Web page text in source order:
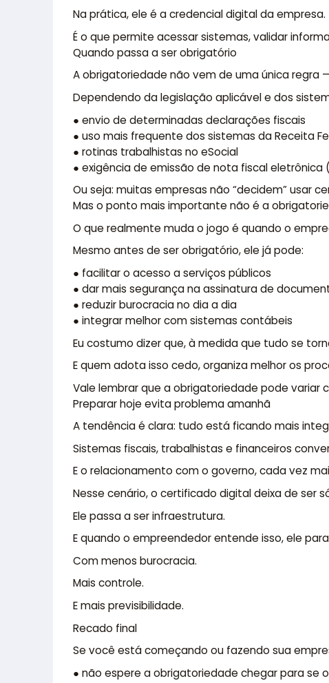
Na prática, ele é a credencial digital da empresa.
É o que permite acessar sistemas, validar
Quando passa a ser obrigatório
A obrigatoriedade não vem de uma única regra
Dependendo da legislação aplicável e dos
● envio de determinadas declarações fiscais
● uso mais frequente dos sistemas da Receita
● rotinas trabalhistas no eSocial
● exigência de emissão de nota fiscal
Ou seja: muitas empresas não “decidem” usar
Mas o ponto mais importante não é a
O que realmente muda o jogo é quando o
Mesmo antes de ser obrigatório, ele já pode:
● facilitar o acesso a serviços públicos
● dar mais segurança na assinatura de
● reduzir burocracia no dia a dia
● integrar melhor com sistemas contábeis
Eu costumo dizer que, à medida que tudo se
E quem adota isso cedo, organiza melhor os
Vale lembrar que a obrigatoriedade pode variar
Preparar hoje evita problema amanhã
A tendência é clara: tudo está ficando mais
Sistemas fiscais, trabalhistas e financeiros
E o relacionamento com o governo, cada vez
Nesse cenário, o certificado digital deixa de ser
Ele passa a ser infraestrutura.
E quando o empreendedor entende isso, ele
Com menos burocracia.
Mais controle.
E mais previsibilidade.
Recado final
Se você está começando ou fazendo sua
● não espere a obrigatoriedade chegar para se